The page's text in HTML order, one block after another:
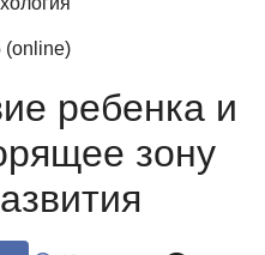
СЛОВА
(online)
ребенка и
зону